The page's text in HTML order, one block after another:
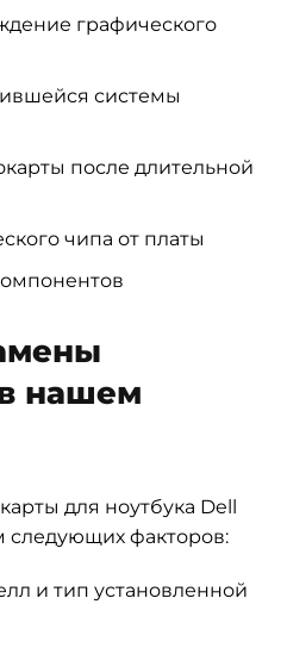
графического
системы
после длительной
чипа от платы
нашем
для ноутбука Dell
следующих факторов:
и тип установленной